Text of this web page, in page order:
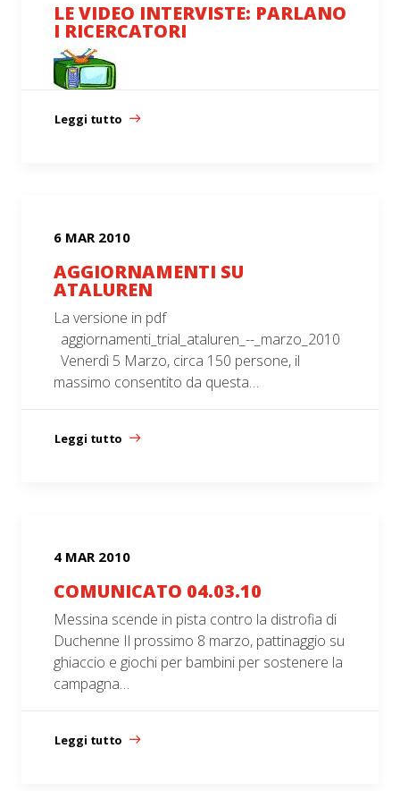
LE VIDEO INTERVISTE: PARLANO
I RICERCATORI
Leggi tutto
6 MAR 2010
AGGIORNAMENTI SU
ATALUREN
La versione in pdf
aggiornamenti_trial_ataluren_--_marzo_2010
Venerdì 5 Marzo, circa 150 persone, il
massimo consentito da questa…
Leggi tutto
4 MAR 2010
COMUNICATO 04.03.10
Messina scende in pista contro la distrofia di
Duchenne Il prossimo 8 marzo, pattinaggio su
ghiaccio e giochi per bambini per sostenere la
campagna…
Leggi tutto